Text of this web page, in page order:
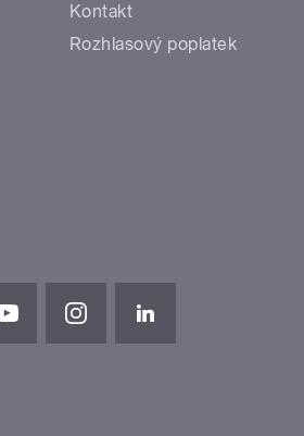
Kontakt
Rozhlasový poplatek